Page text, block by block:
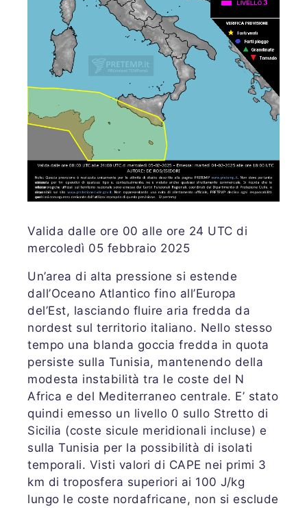
Valida dalle ore 00 alle ore 24 UTC di
mercoledì 05 febbraio 2025
Un’area di alta pressione si estende
dall’Oceano Atlantico fino all’Europa
del’Est, lasciando fluire aria fredda da
nordest sul territorio italiano. Nello stesso
tempo una blanda goccia fredda in quota
persiste sulla Tunisia, mantenendo della
modesta instabilità tra le coste del N
Africa e del Mediterraneo centrale. E’ stato
quindi emesso un livello 0 sullo Stretto di
Sicilia (coste sicule meridionali incluse) e
sulla Tunisia per la possibilità di isolati
temporali. Visti valori di CAPE nei primi 3
km di troposfera superiori ai 100 J/kg
lungo le coste nordafricane, non si esclude